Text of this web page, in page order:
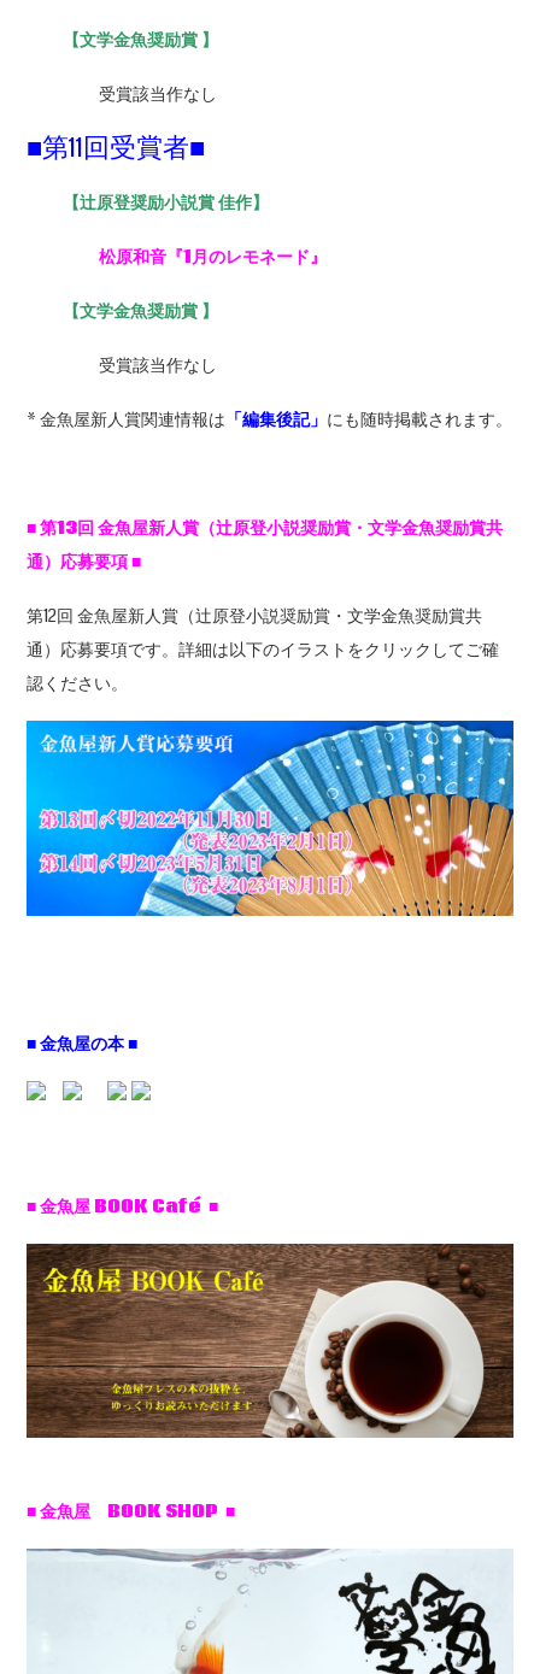
【文学金魚奨励賞 】
受賞該当作なし
■第11回受賞者■
【辻原登奨励小説賞 佳作】
松原和音『1月のレモネード』
【文学金魚奨励賞 】
受賞該当作なし
* 金魚屋新人賞関連情報は 「編集後記」 にも随時掲載されます。
■ 第13回 金魚屋新人賞（辻原登小説奨励賞・文学金魚奨励賞共
通）応募要項 ■
第12回 金魚屋新人賞（辻原登小説奨励賞・文学金魚奨励賞共
通）応募要項です。詳細は以下のイラストをクリックしてご確
認ください。
■ 金魚屋の本 ■
■ 金魚屋 BOOK Café ■
■ 金魚屋 BOOK SHOP ■